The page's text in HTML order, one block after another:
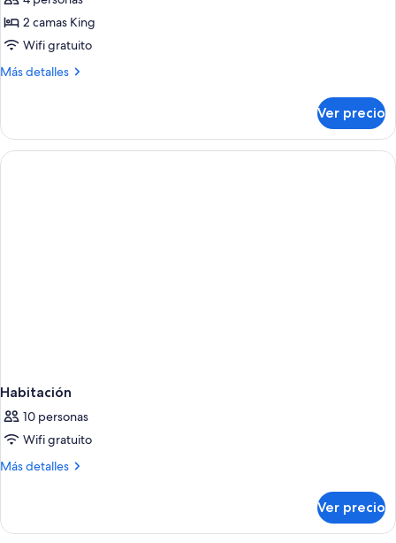
de
Casa
del
2 camas King
Wifi gratuito
Más detalles
Más
del
Bosco
Ver precio
Habitación
10 personas
Wifi gratuito
Más detalles
Más
Ver precio